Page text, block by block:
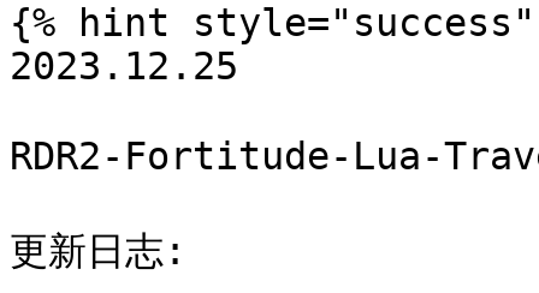
{% hint style="success"
2023.12.25
RDR2-Fortitude-Lua-
更新日志: